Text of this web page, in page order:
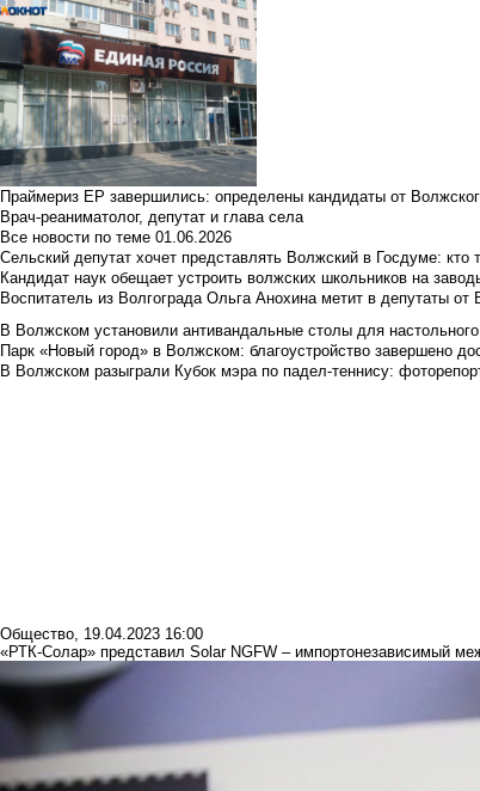
Праймериз ЕР завершились: определены кандидаты от
Врач-реаниматолог, депутат и глава села
Все новости по теме 01.06.2026
Сельский депутат хочет представлять Волжский в Госдуме: кто
Кандидат наук обещает устроить волжских школьников на
Воспитатель из Волгограда Ольга Анохина метит в депутаты
В Волжском установили антивандальные столы для
Парк «Новый город» в Волжском: благоустройство завершено
В Волжском разыграли Кубок мэра по падел-теннису:
Общество, 19.04.2023 16:00
«РТК-Солар» представил Solar NGFW – импортонезависимый